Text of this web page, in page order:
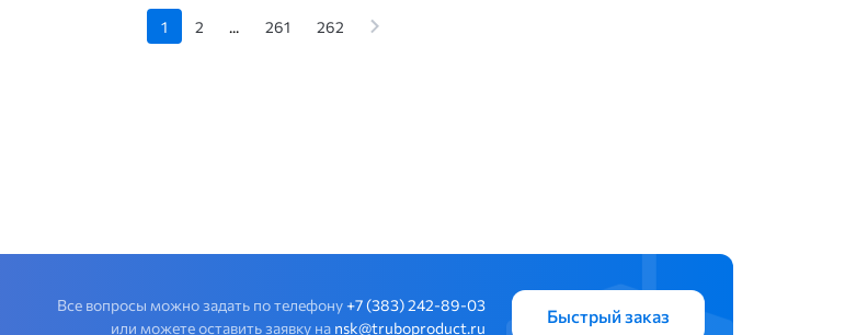
1 2 ... 261 262
Все вопросы можно задать по телефону +7 (383) 242-89-03
или можете оставить заявку на nsk@truboproduct.ru
Быстрый заказ